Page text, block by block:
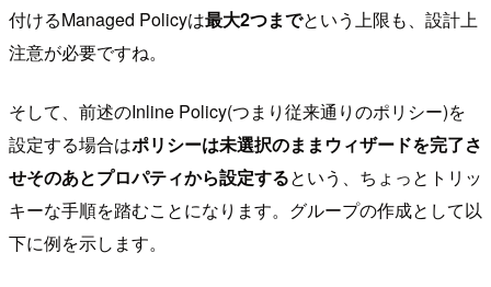
付けるManaged Policyは最大2つまでという上限も、設計上
注意が必要ですね。
そして、前述のInline Policy(つまり従来通りのポリシー)を
設定する場合はポリシーは未選択のままウィザードを完了さ
せそのあとプロパティから設定するという、ちょっとトリッ
キーな手順を踏むことになります。グループの作成として以
下に例を示します。